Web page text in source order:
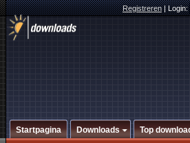
Registreren|Login:
Startpagina Downloads Top